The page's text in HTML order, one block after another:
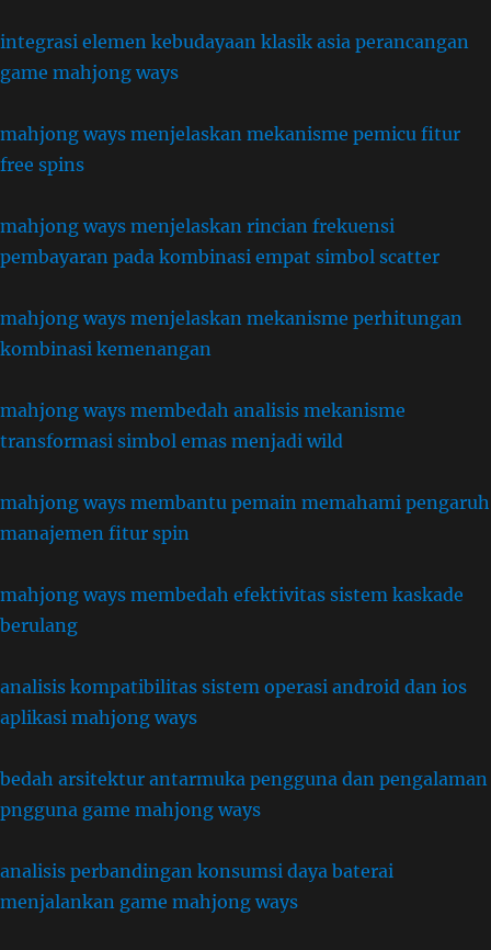
integrasi elemen kebudayaan klasik asia perancangan
game mahjong ways
mahjong ways menjelaskan mekanisme pemicu fitur
free spins
mahjong ways menjelaskan rincian frekuensi
pembayaran pada kombinasi empat simbol scatter
mahjong ways menjelaskan mekanisme perhitungan
kombinasi kemenangan
mahjong ways membedah analisis mekanisme
transformasi simbol emas menjadi wild
mahjong ways membantu pemain memahami pengaruh
manajemen fitur spin
mahjong ways membedah efektivitas sistem kaskade
berulang
analisis kompatibilitas sistem operasi android dan ios
aplikasi mahjong ways
bedah arsitektur antarmuka pengguna dan pengalaman
pngguna game mahjong ways
analisis perbandingan konsumsi daya baterai
menjalankan game mahjong ways